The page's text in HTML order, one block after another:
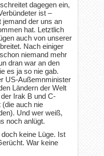
dagegen ein,
ist –
jemand der uns an
hat. Letztlich
auch von unserer
Nach einiger
niemand mehr
dran war an den
es ja so nie gab.
US-Außemnminister
Ländern der Welt
Irak B und C-
(die auch nie
Und wer weiß,
noch anlügt.
keine Lüge. Ist
War keine